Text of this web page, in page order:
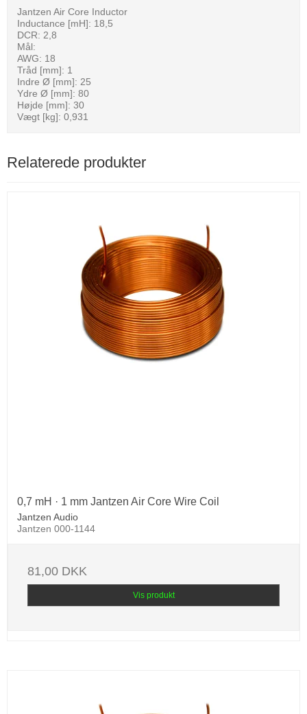
Jantzen Air Core Inductor
Inductance [mH]: 18,5
DCR: 2,8
Mål:
AWG: 18
Tråd [mm]: 1
Indre Ø [mm]: 25
Ydre Ø [mm]: 80
Højde [mm]: 30
Vægt [kg]: 0,931
Relaterede produkter
0,7 mH · 1 mm Jantzen Air Core Wire Coil
Jantzen Audio
Jantzen 000-1144
81,00 DKK
Vis produkt